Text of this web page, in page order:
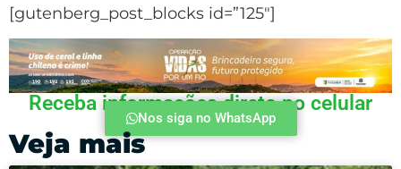
[gutenberg_post_blocks id=”125″]
Receba informações direto no celular
Nos siga no WhatsApp
Veja mais